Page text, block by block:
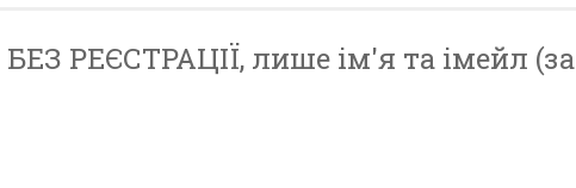
РЕЄСТРАЦІЇ, лише ім'я та імейл (за